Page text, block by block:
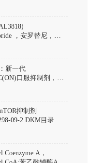
活性分子
，安罗替尼，
实验方法步骤SOP
新一代
口服抑制剂，
63-0
抑制剂
09-2 DKM目录号
深度剖析
Coenzyme A，